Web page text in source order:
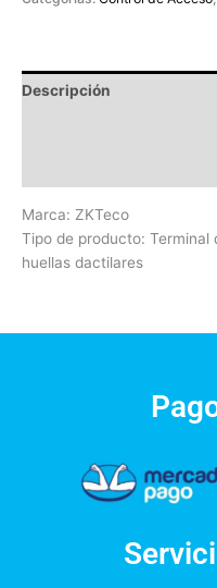
Descripción
Marca: ZKTeco
Tipo de producto:
huellas dactilares